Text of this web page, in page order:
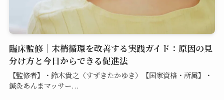
臨床監修｜末梢循環を改善する実践ガイド：原因の見
分け方と今日からできる促進法
【監修者】・鈴木貴之（すずきたかゆき）【国家資格・所属】・
鍼灸あんまマッサー...